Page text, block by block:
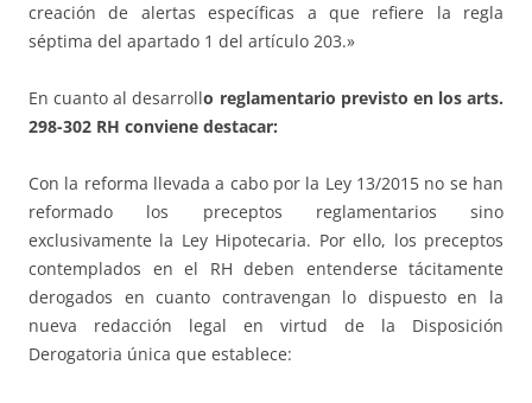
creación de alertas específicas a que refiere la regla
séptima del apartado 1 del artículo 203.»
En cuanto al desarrollo reglamentario previsto en los arts.
298-302 RH conviene destacar:
Con la reforma llevada a cabo por la Ley 13/2015 no se han
reformado los preceptos reglamentarios sino
exclusivamente la Ley Hipotecaria. Por ello, los preceptos
contemplados en el RH deben entenderse tácitamente
derogados en cuanto contravengan lo dispuesto en la
nueva redacción legal en virtud de la Disposición
Derogatoria única que establece: